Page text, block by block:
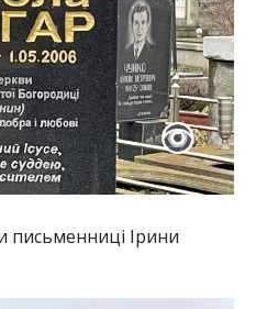
письменниці Ірини